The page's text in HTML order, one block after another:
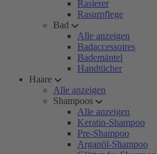
Rasierer
Rasurpflege
Bad
Alle anzeigen
Badaccessoires
Bademäntel
Handtücher
Haare
Alle anzeigen
Shampoos
Alle anzeigen
Keratin-Shampoo
Pre-Shampoo
Arganöl-Shampoo